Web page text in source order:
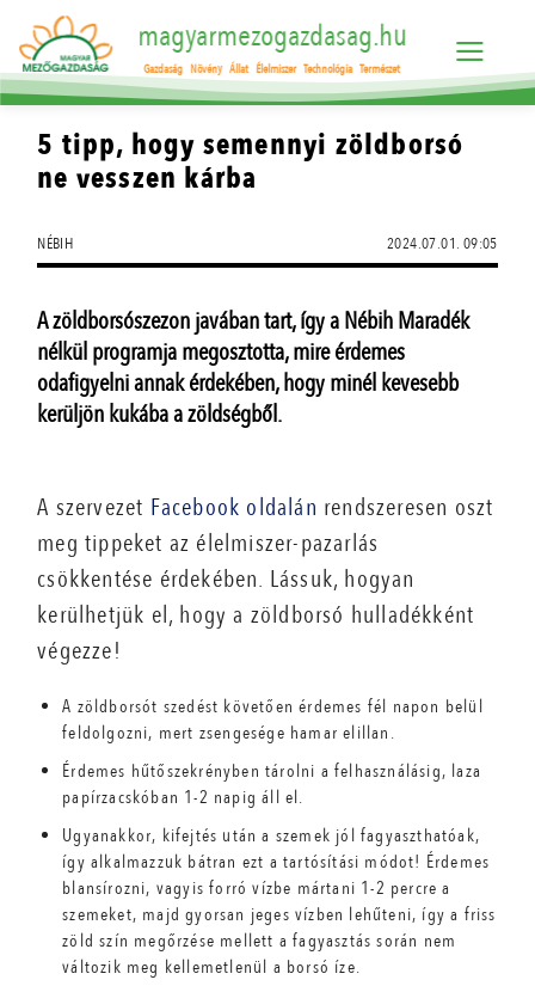
magyarmezogazdasag.hu
Gazdaság Növény Állat Élelmiszer Technológia Természet
5 tipp, hogy semennyi zöldborsó
ne vesszen kárba
NÉBIH 2024.07.01. 09:05
A zöldborsószezon javában tart, így a Nébih Maradék
nélkül programja megosztotta, mire érdemes
odafigyelni annak érdekében, hogy minél kevesebb
kerüljön kukába a zöldségből.
A szervezet Facebook oldalán rendszeresen oszt
meg tippeket az élelmiszer-pazarlás
csökkentése érdekében. Lássuk, hogyan
kerülhetjük el, hogy a zöldborsó hulladékként
végezze!
A zöldborsót szedést követően érdemes fél napon belül
feldolgozni, mert zsengesége hamar elillan.
Érdemes hűtőszekrényben tárolni a felhasználásig, laza
papírzacskóban 1-2 napig áll el.
Ugyanakkor, kifejtés után a szemek jól fagyaszthatóak,
így alkalmazzuk bátran ezt a tartósítási módot! Érdemes
blansírozni, vagyis forró vízbe mártani 1-2 percre a
szemeket, majd gyorsan jeges vízben lehűteni, így a friss
zöld szín megőrzése mellett a fagyasztás során nem
változik meg kellemetlenül a borsó íze.